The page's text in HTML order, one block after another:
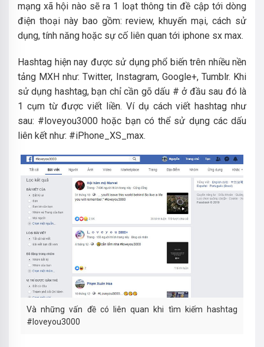
mạng xã hội nào sẽ ra 1 loạt thông tin đề cập tới dòng
điện thoại này bao gồm: review, khuyến mại, cách sử
dụng, tính năng hoặc sự cố liên quan tới iphone sx max.
Hashtag hiện nay được sử dụng phổ biến trên nhiều nền
tảng MXH như: Twitter, Instagram, Google+, Tumblr. Khi
sử dụng hashtag, bạn chỉ cần gõ dấu # ở đầu sau đó là
1 cụm từ được viết liền. Ví dụ cách viết hashtag như
sau: #loveyou3000 hoặc bạn có thể sử dụng các dấu
liên kết như: #iPhone_XS_max.
Và những vấn đề có liên quan khi tìm kiếm hashtag
#loveyou3000